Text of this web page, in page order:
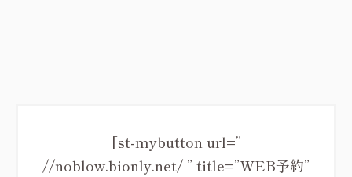
[st-mybutton url=”
//noblow.bionly.net/ ” title=”WEB予約”